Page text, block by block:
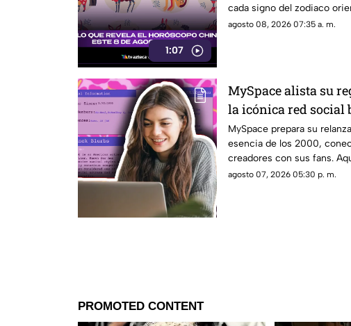
1:07
cada signo del zodiaco
agosto 08, 2026 07:35 a. m.
MySpace alista su
la icónica red social
revivir la esencia de
MySpace prepara su
esencia de los 2000,
creadores con sus fans.
social.
agosto 07, 2026 05:30 p. m.